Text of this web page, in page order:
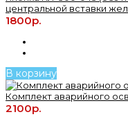
центральной вставки
1800р.
В корзину
Комплект аварийного
2100р.